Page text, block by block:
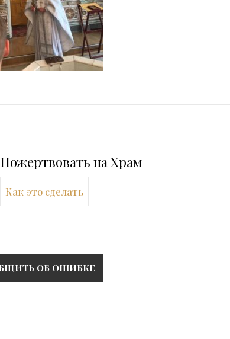
Пожертвовать на Храм
Как это сделать